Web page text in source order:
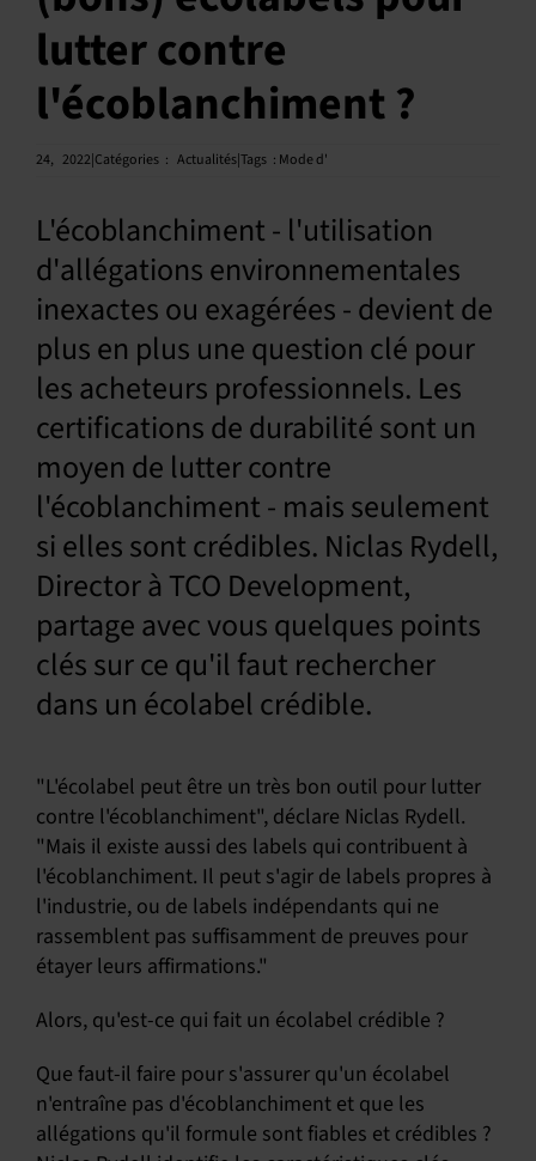
Français
lutter contre
l'écoblanchiment ?
24, 2022|Catégories : Actualités|Tags : Mode d'
L'écoblanchiment - l'utilisation
d'allégations environnementales
inexactes ou exagérées - devient de
plus en plus une question clé pour
les acheteurs professionnels. Les
certifications de durabilité sont un
moyen de lutter contre
l'écoblanchiment - mais seulement
si elles sont crédibles. Niclas Rydell,
Director à TCO Development,
partage avec vous quelques points
clés sur ce qu'il faut rechercher
dans un écolabel crédible.
"L'écolabel peut être un très bon outil pour lutter
contre l'écoblanchiment", déclare Niclas Rydell.
"Mais il existe aussi des labels qui contribuent à
l'écoblanchiment. Il peut s'agir de labels propres à
l'industrie, ou de labels indépendants qui ne
rassemblent pas suffisamment de preuves pour
étayer leurs affirmations."
Alors, qu'est-ce qui fait un écolabel crédible ?
Que faut-il faire pour s'assurer qu'un écolabel
n'entraîne pas d'écoblanchiment et que les
allégations qu'il formule sont fiables et crédibles ?